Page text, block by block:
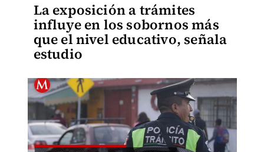
La exposición a trámites
influye en los sobornos más
que el nivel educativo, señala
estudio